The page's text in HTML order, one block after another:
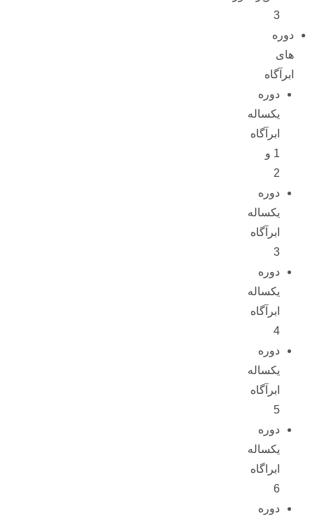
3
دوره
های
ابرآگاه
دوره
یکساله
ابرآگاه
1 و
2
دوره
یکساله
ابرآگاه
3
دوره
یکساله
ابرآگاه
4
دوره
یکساله
ابرآگاه
5
دوره
یکساله
ابراگاه
6
دوره